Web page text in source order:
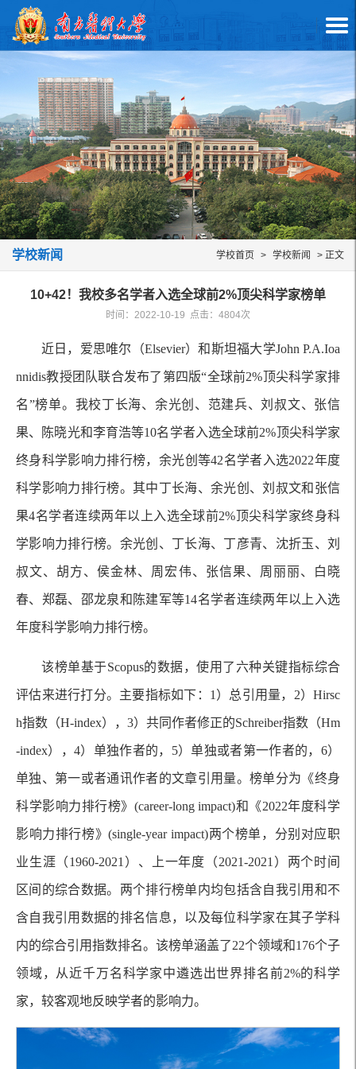
学校新闻 学校首页 > 学校新闻 > 正文
10+42！我校多名学者入选全球前2%顶尖科学家榜单
时间：2022-10-19 点击： 4804次
近日，爱思唯尔（Elsevier）和斯坦福大学John P.A.Ioa
nnidis教授团队联合发布了第四版“全球前2%顶尖科学家排
名”榜单。我校丁长海、余光创、范建兵、刘叔文、张信
果、陈晓光和李育浩等10名学者入选全球前2%顶尖科学家
终身科学影响力排行榜，余光创等42名学者入选2022年度
科学影响力排行榜。其中丁长海、余光创、刘叔文和张信
果4名学者连续两年以上入选全球前2%顶尖科学家终身科
学影响力排行榜。余光创、丁长海、丁彦青、沈折玉、刘
叔文、胡方、侯金林、周宏伟、张信果、周丽丽、白晓
春、郑磊、邵龙泉和陈建军等14名学者连续两年以上入选
年度科学影响力排行榜。
该榜单基于Scopus的数据，使用了六种关键指标综合
评估来进行打分。主要指标如下：1）总引用量，2）Hirsc
h指数（H-index），3）共同作者修正的Schreiber指数（Hm
-index），4）单独作者的，5）单独或者第一作者的，6）
单独、第一或者通讯作者的文章引用量。榜单分为《终身
科学影响力排行榜》(career-long impact)和《2022年度科学
影响力排行榜》(single-year impact)两个榜单，分别对应职
业生涯（1960-2021）、上一年度（2021-2021）两个时间
区间的综合数据。两个排行榜单内均包括含自我引用和不
含自我引用数据的排名信息，以及每位科学家在其子学科
内的综合引用指数排名。该榜单涵盖了22个领域和176个子
领域，从近千万名科学家中遴选出世界排名前2%的科学
家，较客观地反映学者的影响力。